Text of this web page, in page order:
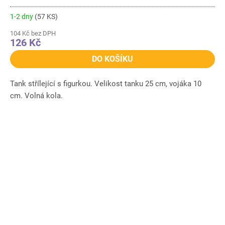
1-2 dny (57 KS)
104 Kč bez DPH
126 Kč
DO KOŠÍKU
Tank střílející s figurkou. Velikost tanku 25 cm, vojáka 10
cm. Volná kola.